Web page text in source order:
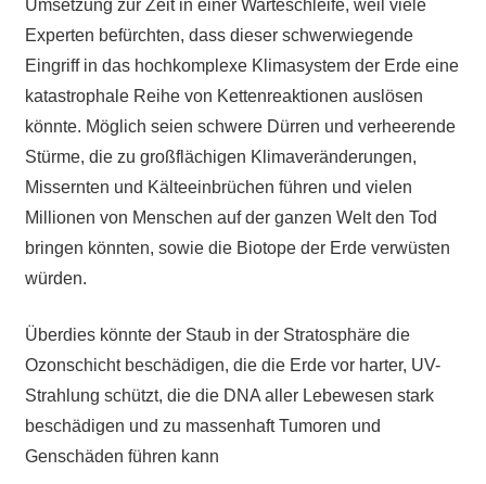
Umsetzung zur Zeit in einer Warteschleife, weil viele
Experten befürchten, dass dieser schwerwiegende
Eingriff in das hochkomplexe Klimasystem der Erde eine
katastrophale Reihe von Kettenreaktionen auslösen
könnte. Möglich seien schwere Dürren und verheerende
Stürme, die zu großflächigen Klimaveränderungen,
Missernten und Kälteeinbrüchen führen und vielen
Millionen von Menschen auf der ganzen Welt den Tod
bringen könnten, sowie die Biotope der Erde verwüsten
würden.
Überdies könnte der Staub in der Stratosphäre die
Ozonschicht beschädigen, die die Erde vor harter, UV-
Strahlung schützt, die die DNA aller Lebewesen stark
beschädigen und zu massenhaft Tumoren und
Genschäden führen kann